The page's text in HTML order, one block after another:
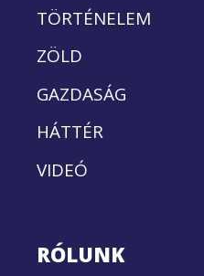
TÖRTÉNELEM
ZÖLD
GAZDASÁG
HÁTTÉR
VIDEÓ
RÓLUNK